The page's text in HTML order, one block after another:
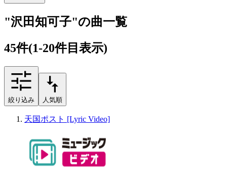
"沢田知可子"の曲一覧
45件(1-20件目表示)
絞り込み 人気順
天国ポスト [Lyric Video]